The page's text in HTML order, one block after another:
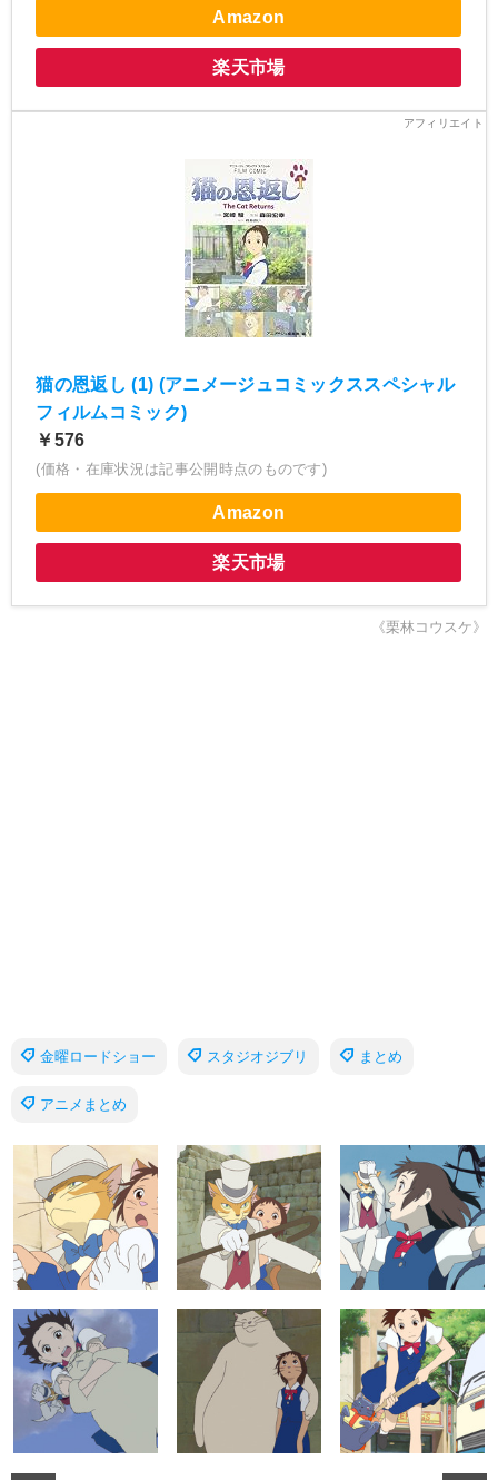
Amazon
楽天市場
猫の恩返し (1) (アニメージュコミックススペシャル
フィルムコミック)
￥576
(価格・在庫状況は記事公開時点のものです)
Amazon
楽天市場
《栗林コウスケ》
金曜ロードショー スタジオジブリ まとめ
アニメまとめ